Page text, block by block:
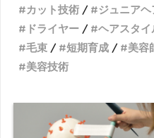
カット技術
ジュニア
ドライヤー
ヘアスタイ
毛束
短期育成 美容
美容技術